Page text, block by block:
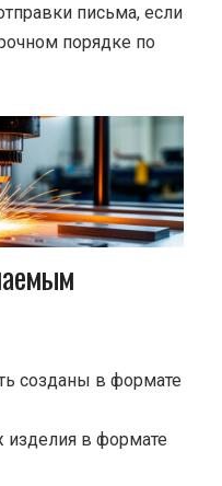
письма, если
порядке по
созданы в формате
изделия в формате